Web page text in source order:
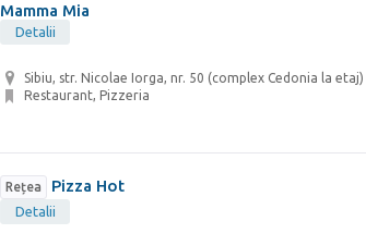
Mamma Mia
Detalii
Sibiu, str. Nicolae Iorga, nr. 50 (complex Cedonia la etaj)
Restaurant, Pizzeria
Rețea Pizza Hot
Detalii